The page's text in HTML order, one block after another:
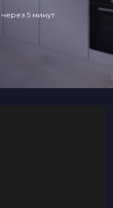
через 5 минут